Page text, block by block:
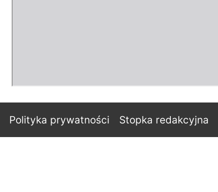
Polityka prywatności Stopka redakcyjna